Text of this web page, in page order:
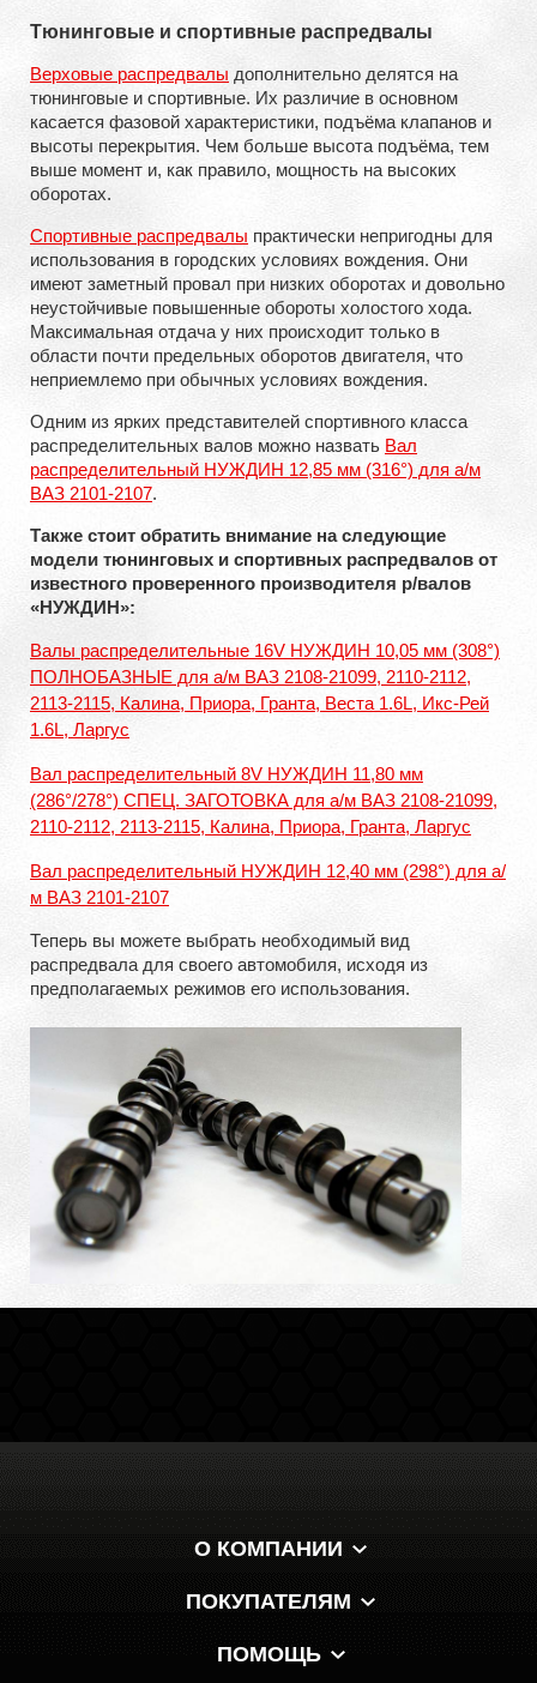
Тюнинговые и спортивные распредвалы
Верховые распредвалы дополнительно делятся на
тюнинговые и спортивные. Их различие в основном
касается фазовой характеристики, подъёма клапанов и
высоты перекрытия. Чем больше высота подъёма, тем
выше момент и, как правило, мощность на высоких
оборотах.
Спортивные распредвалы практически непригодны для
использования в городских условиях вождения. Они
имеют заметный провал при низких оборотах и довольно
неустойчивые повышенные обороты холостого хода.
Максимальная отдача у них происходит только в
области почти предельных оборотов двигателя, что
неприемлемо при обычных условиях вождения.
Одним из ярких представителей спортивного класса
распределительных валов можно назвать Вал
распределительный НУЖДИН 12,85 мм (316°) для а/м
ВАЗ 2101-2107.
Также стоит обратить внимание на следующие
модели тюнинговых и спортивных распредвалов от
известного проверенного производителя р/валов
«НУЖДИН»:
Валы распределительные 16V НУЖДИН 10,05 мм (308°)
ПОЛНОБАЗНЫЕ для а/м ВАЗ 2108-21099, 2110-2112,
2113-2115, Калина, Приора, Гранта, Веста 1.6L, Икс-Рей
1.6L, Ларгус
Вал распределительный 8V НУЖДИН 11,80 мм
(286°/278°) СПЕЦ. ЗАГОТОВКА для а/м ВАЗ 2108-21099,
2110-2112, 2113-2115, Калина, Приора, Гранта, Ларгус
Вал распределительный НУЖДИН 12,40 мм (298°) для а/
м ВАЗ 2101-2107
Теперь вы можете выбрать необходимый вид
распредвала для своего автомобиля, исходя из
предполагаемых режимов его использования.
О КОМПАНИИ
ПОКУПАТЕЛЯМ
ПОМОЩЬ